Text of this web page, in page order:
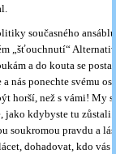
současného
„šťouchnutí“
a do kouta se
nás ponechte svému
horší, než s vámi! My
jako kdybyste tu zůstali.
soukromou pravdu a
dohadovat, kdo vás